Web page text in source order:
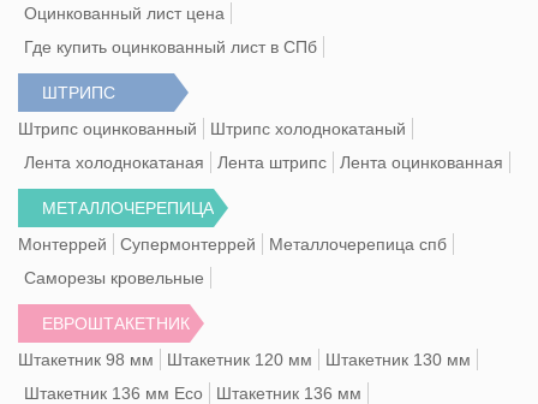
Оцинкованный лист цена
Где купить оцинкованный лист в СПб
ШТРИПС
Штрипс оцинкованный
Штрипс холоднокатаный
Лента холоднокатаная
Лента штрипс Лента оцинкованная
МЕТАЛЛОЧЕРЕПИЦА
Монтеррей
Супермонтеррей
Металлочерепица спб
Саморезы кровельные
ЕВРОШТАКЕТНИК
Штакетник 98 мм
Штакетник 120 мм
Штакетник 130 мм
Штакетник 136 мм Eco
Штакетник 136 мм